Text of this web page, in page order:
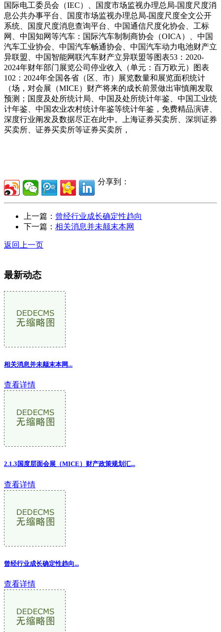
国际电工委员会（IEC）、国度市场监视办理总局-国度尺度消
息公共办事平台、国度市场监视办理总局-国度尺度全文公开
系统、国度尺度消息查询平台、中国通信尺度化协会、工标
网、中国知网等汽车：国际汽车制制商协会（OICA）、中国
汽车工业协会、中国汽车畅通协会、中国汽车动力电池财产立
异联盟、中国智能网联汽车财产立异联盟等图表53：2020-
2024年财年部门展览公司停业收入（单元：百万欧元）图表
102：2024年全国各省（区、市）展览数量和展览面积统计
（场，对会展（MICE）财产将来的成长前景做出审慎阐发取
预测；国度及处所统计局、中国及处所统计年鉴、中国工业统
计年鉴、中国农业农村统计年鉴等统计年鉴，免费精品演讲、
深度行业阐发及数据尽正在此中。上海证券买卖所、深圳证券
买卖所、证券买卖所等证券买卖所，
分享到：
上一篇： 曾经行业成长确定性趋向
下一篇： 相关消息并未颠末本网
返回上一页
最新动态
相关消息并未颠末本网...
查看详情
2.1.3国度层面会展（MICE）财产政策规划汇...
查看详情
曾经行业成长确定性趋向...
查看详情